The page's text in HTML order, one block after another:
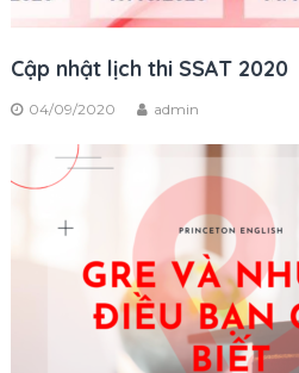
Cập nhật lịch thi SSAT 2020
04/09/2020 admin